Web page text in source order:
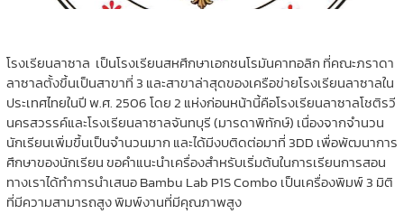
โรงเรียนลาซาล เป็นโรงเรียนสหศึกษาเอกชนโรมันคาทอลิก ที่คณะภราดา
ลาซาลตั้งขึ้นเป็นสาขาที่ 3 และสาขาล่าสุดของเครือข่ายโรงเรียนลาซาลใน
ประเทศไทยในปี พ.ศ. 2506 โดย 2 แห่งก่อนหน้านี้คือโรงเรียนลาซาลโชติรวี
นครสวรรค์และโรงเรียนลาซาลจันทบุรี (มารดาพิทักษ์) เนื่องจากจำนวน
นักเรียนเพิ่มขึ้นเป็นจำนวนมาก และได้มีงบติดต่อมาที่ 3DD เพื่อพัฒนาการ
ศึกษาของนักเรียน ขอคำแนะนำเครื่องสำหรับเริ่มต้นในการเรียนการสอน
ทางเราได้ทำการนำเสนอ Bambu Lab P1S Combo เป็นเครื่องพิมพ์ 3 มิติ
ที่มีความสามารถสูง พิมพ์งานที่มีคุณภาพสูง